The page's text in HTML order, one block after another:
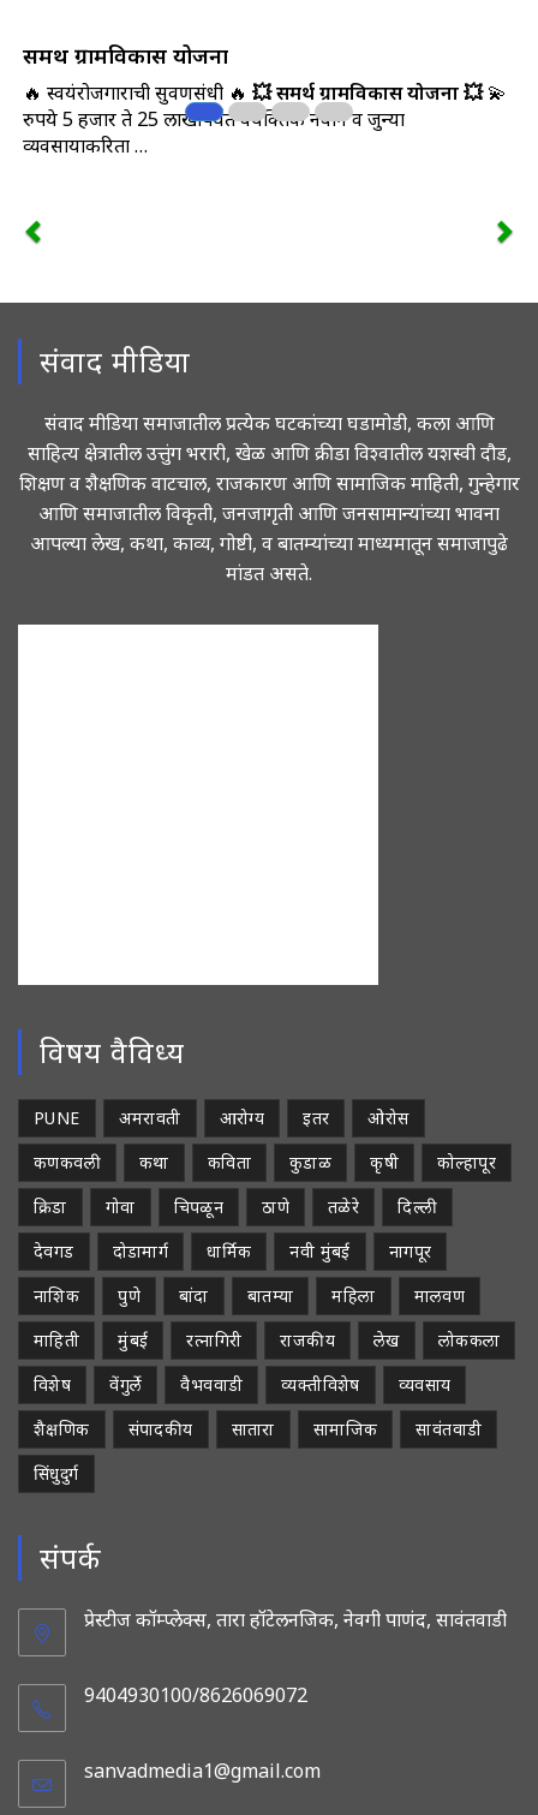
समर्थ ग्रामविकास योजना
🔥 स्वयंरोजगाराची सुवर्णसंधी 🔥 💥 समर्थ ग्रामविकास योजना 💥💫
रुपये 5 हजार ते 25 लाखापर्यंत वैयक्तिक नवीन व जुन्या
व्यवसायाकरिता …
संवाद मीडिया
संवाद मीडिया समाजातील प्रत्येक घटकांच्या घडामोडी, कला आणि
साहित्य क्षेत्रातील उत्तुंग भरारी, खेळ आणि क्रीडा विश्वातील यशस्वी दौड,
शिक्षण व शैक्षणिक वाटचाल, राजकारण आणि सामाजिक माहिती, गुन्हेगार
आणि समाजातील विकृती, जनजागृती आणि जनसामान्यांच्या भावना
आपल्या लेख, कथा, काव्य, गोष्टी, व बातम्यांच्या माध्यमातून समाजापुढे
मांडत असते.
विषय वैविध्य
PUNE अमरावती आरोग्य इतर
ओरोस
कणकवली
कथा कविता कुडाळ कृषी
कोल्हापूर
क्रिडा
गोवा चिपळून ठाणे तळेरे
दिल्ली
देवगड
दोडामार्ग धार्मिक नवी मुंबई
नागपूर
नाशिक
पुणे बांदा बातम्या महिला
मालवण
माहिती
मुंबई रत्नागिरी राजकीय लेख
लोककला
विशेष
वेंगुर्ले वैभववाडी व्यक्तीविशेष
व्यवसाय
शैक्षणिक
संपादकीय सातारा सामाजिक
सावंतवाडी
सिंधुदुर्ग
संपर्क
प्रेस्टीज कॉम्प्लेक्स, तारा हॉटेलनजिक, नेवगी पाणंद, सावंतवाडी
9404930100/8626069072
sanvadmedia1@gmail.com